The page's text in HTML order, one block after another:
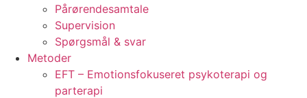
Pårørendesamtale
Supervision
Spørgsmål & svar
Metoder
EFT – Emotionsfokuseret psykoterapi og
parterapi